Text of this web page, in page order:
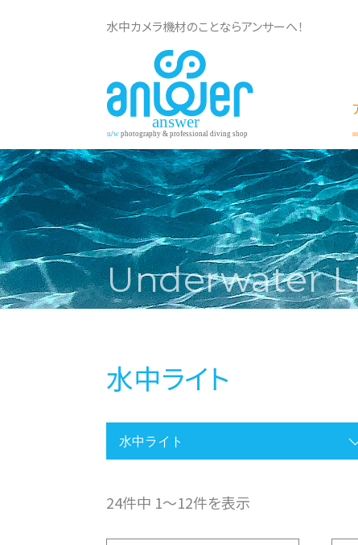
水中カメラ機材のことならアンサーへ！
Underwater
水中ライト
24件中 1〜12件を表示